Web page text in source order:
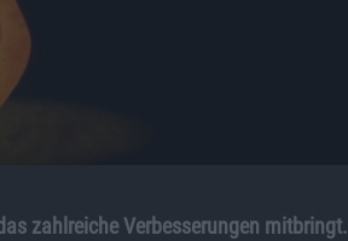
zahlreiche Verbesserungen mitbringt.